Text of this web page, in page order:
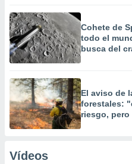
Cohete de
todo el
busca del
El aviso de
forestales:
riesgo,
Vídeos